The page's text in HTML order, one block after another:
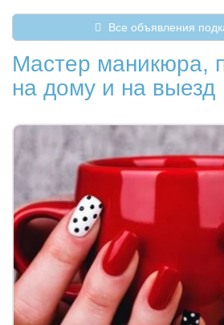
Все объявления
Мастер маникюра,
на дому и на выезд